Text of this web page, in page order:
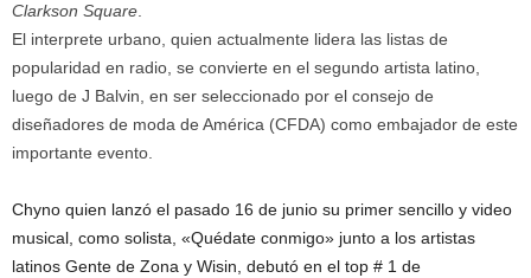
Clarkson Square.
El interprete urbano, quien actualmente lidera las listas de
popularidad en radio, se convierte en el segundo artista latino,
luego de J Balvin, en ser seleccionado por el consejo de
diseñadores de moda de América (CFDA) como embajador de este
importante evento.
Chyno quien lanzó el pasado 16 de junio su primer sencillo y video
musical, como solista, «Quédate conmigo» junto a los artistas
latinos Gente de Zona y Wisin, debutó en el top # 1 de